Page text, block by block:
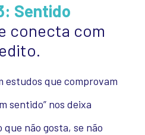
Sentido
conecta com
estudos que comprovam
sentido” nos deixa
não gosta, se não